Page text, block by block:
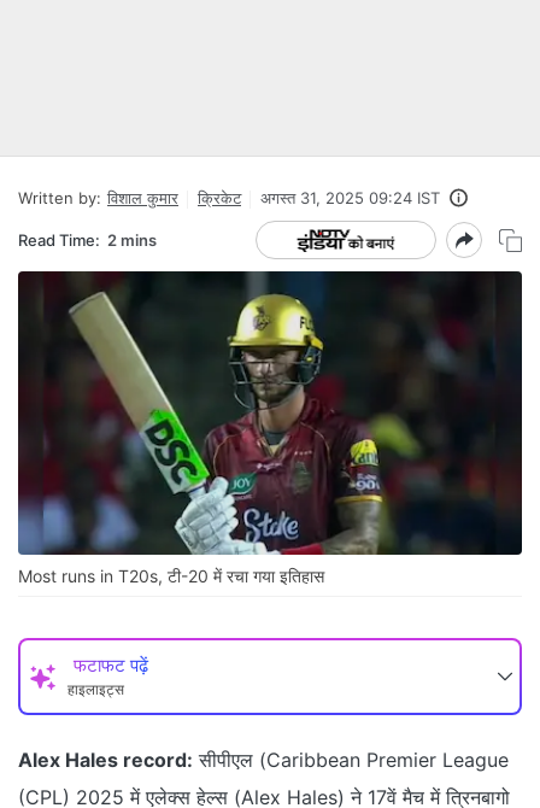
Written by: विशाल कुमार क्रिकेट अगस्त 31, 2025 09:24 IST
Read Time: 2 mins
Most runs in T20s, टी-20 में रचा गया इतिहास
फटाफट पढ़ें
हाइलाइट्स
Alex Hales record: सीपीएल (Caribbean Premier League
(CPL) 2025 में एलेक्स हेल्स (Alex Hales) ने 17वें मैच में त्रिनबागो